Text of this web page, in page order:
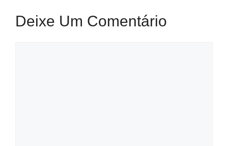
Deixe Um Comentário